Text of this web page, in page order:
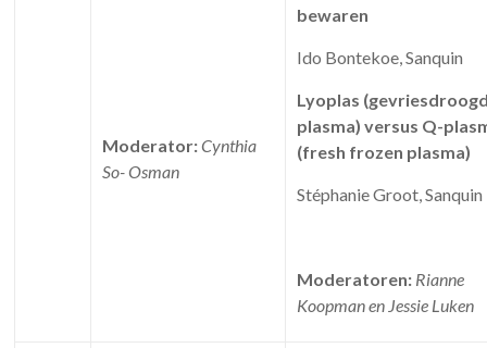
Moderator:Cynthia
So- Osman
bewaren
Ido Bontekoe, Sanquin
Lyoplas
plasma) versus Q-
(fresh frozen plasma)
Stéphanie Groot, Sanquin
Moderatoren: Rianne
Koopman en Jessie Luken